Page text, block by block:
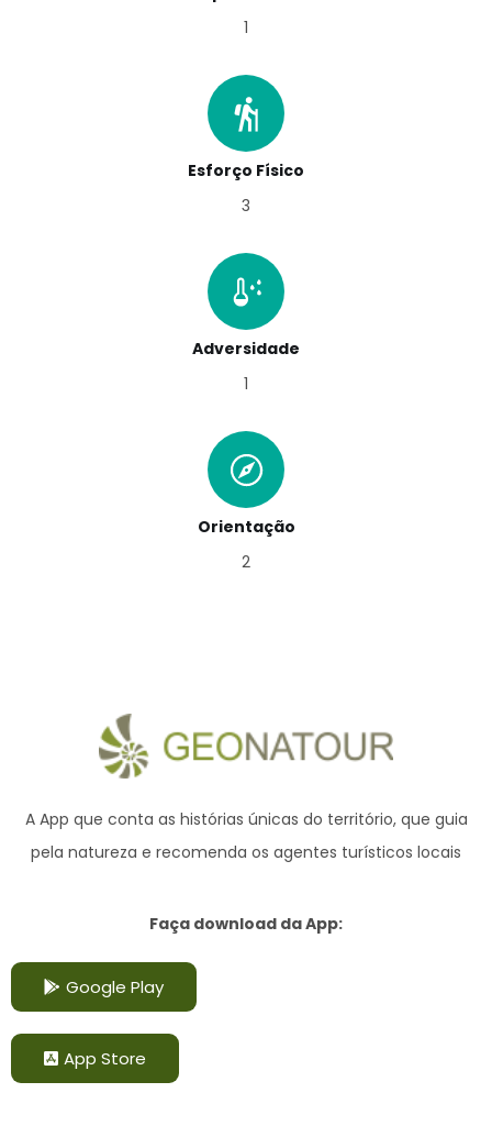
1
Esforço Físico
3
Adversidade
1
Orientação
2
A App que conta as histórias únicas do território, que guia
pela natureza e recomenda os agentes turísticos locais
Faça download da App:
Google Play
App Store